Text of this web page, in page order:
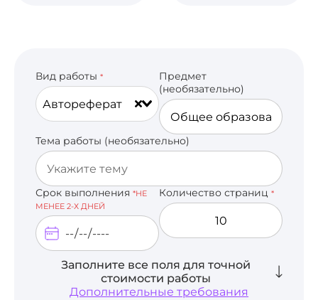
Вид работы *
Автореферат
Предмет
(необязательно)
Тема работы (необязательно)
Срок выполнения *НЕ
МЕНЕЕ 2-Х ДНЕЙ
Количество страниц *
Заполните все поля для точной
стоимости работы
Дополнительные требования